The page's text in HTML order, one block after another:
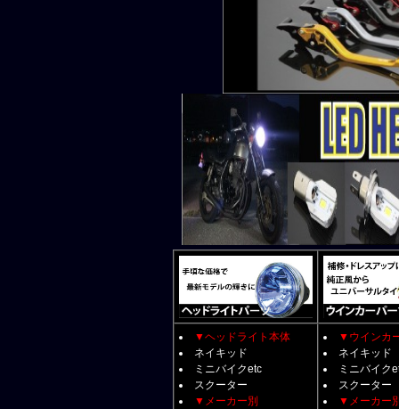
▼ヘッドライト本体
ネイキッド
ミニバイクetc
スクーター
▼メーカー別
▼ウインカ
ネイキッド
ミニバイク
スクーター
▼メーカー